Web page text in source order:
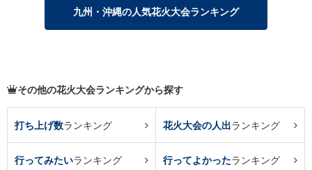
九州・沖縄の人気花火大会ランキング
その他の花火大会ランキングから探す
打ち上げ数ランキング 花火大会の人出ランキング
行ってみたいランキング 行ってよかったランキング